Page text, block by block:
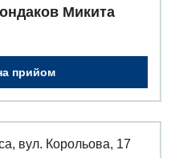
Микита
прийом
вул. Корольова, 17